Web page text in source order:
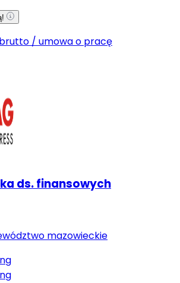
brutto / umowa o pracę
ds. finansowych
mazowieckie